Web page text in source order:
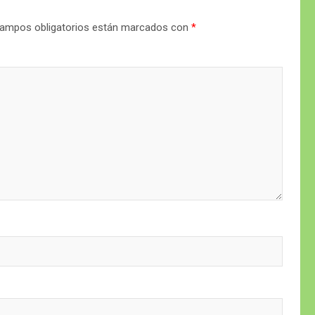
obligatorios están marcados con *